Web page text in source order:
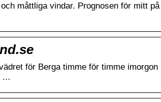
måttliga vindar. Prognosen för mitt på
för Berga timme för timme imorgon
…